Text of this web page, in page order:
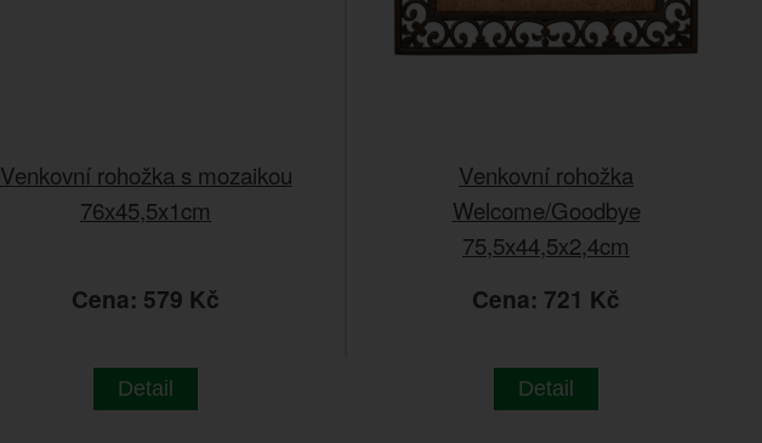
Venkovní rohožka s mozaikou
76x45,5x1cm
Cena: 579 Kč
Detail
Venkovní rohožka
Welcome/Goodbye
75,5x44,5x2,4cm
Cena: 721 Kč
Detail